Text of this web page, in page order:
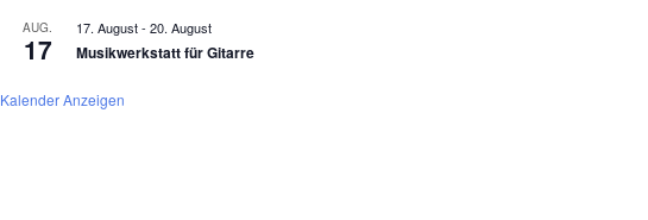
AUG.
17
17. August- 20. August
Musikwerkstatt für Gitarre
Kalender Anzeigen